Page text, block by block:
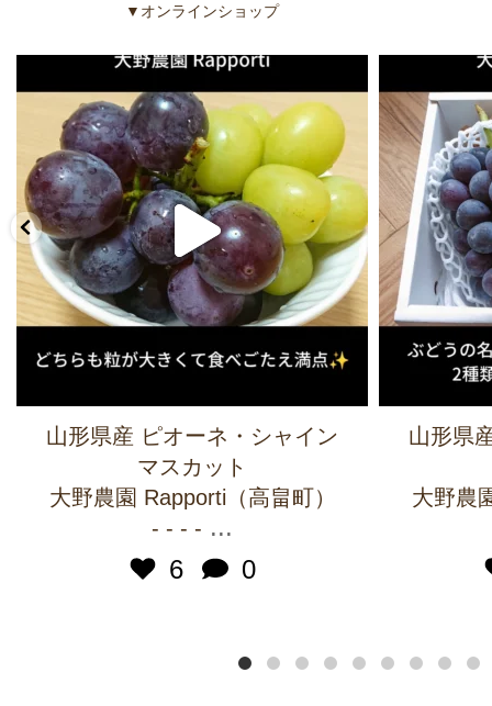
▼オンラインショップ
山形県産 ピオーネ・シャイン
マスカット
大野農園 Rapporti（高畠町）
- - - - ...
6
0
山形県
大野農